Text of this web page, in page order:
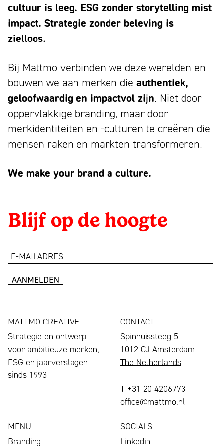
cultuur is leeg. ESG zonder storytelling mist
impact. Strategie zonder beleving is
zielloos.
Bij Mattmo verbinden we deze werelden en
bouwen we aan merken die authentiek,
geloofwaardig en impactvol zijn. Niet door
oppervlakkige branding, maar door
merkidentiteiten en -culturen te creëren die
mensen raken en markten transformeren.
We make your brand a culture.
Blijf op de hoogte
e-
MATTMO CREATIVE
Strategie en ontwerp
voor ambitieuze merken,
ESG en jaarverslagen
sinds 1993
CONTACT
Spinhuissteeg 5
1012 CJ Amsterdam
The Netherlands
T +31 20 4206773
office@mattmo.nl
MENU
Branding
SOCIALS
Linkedin